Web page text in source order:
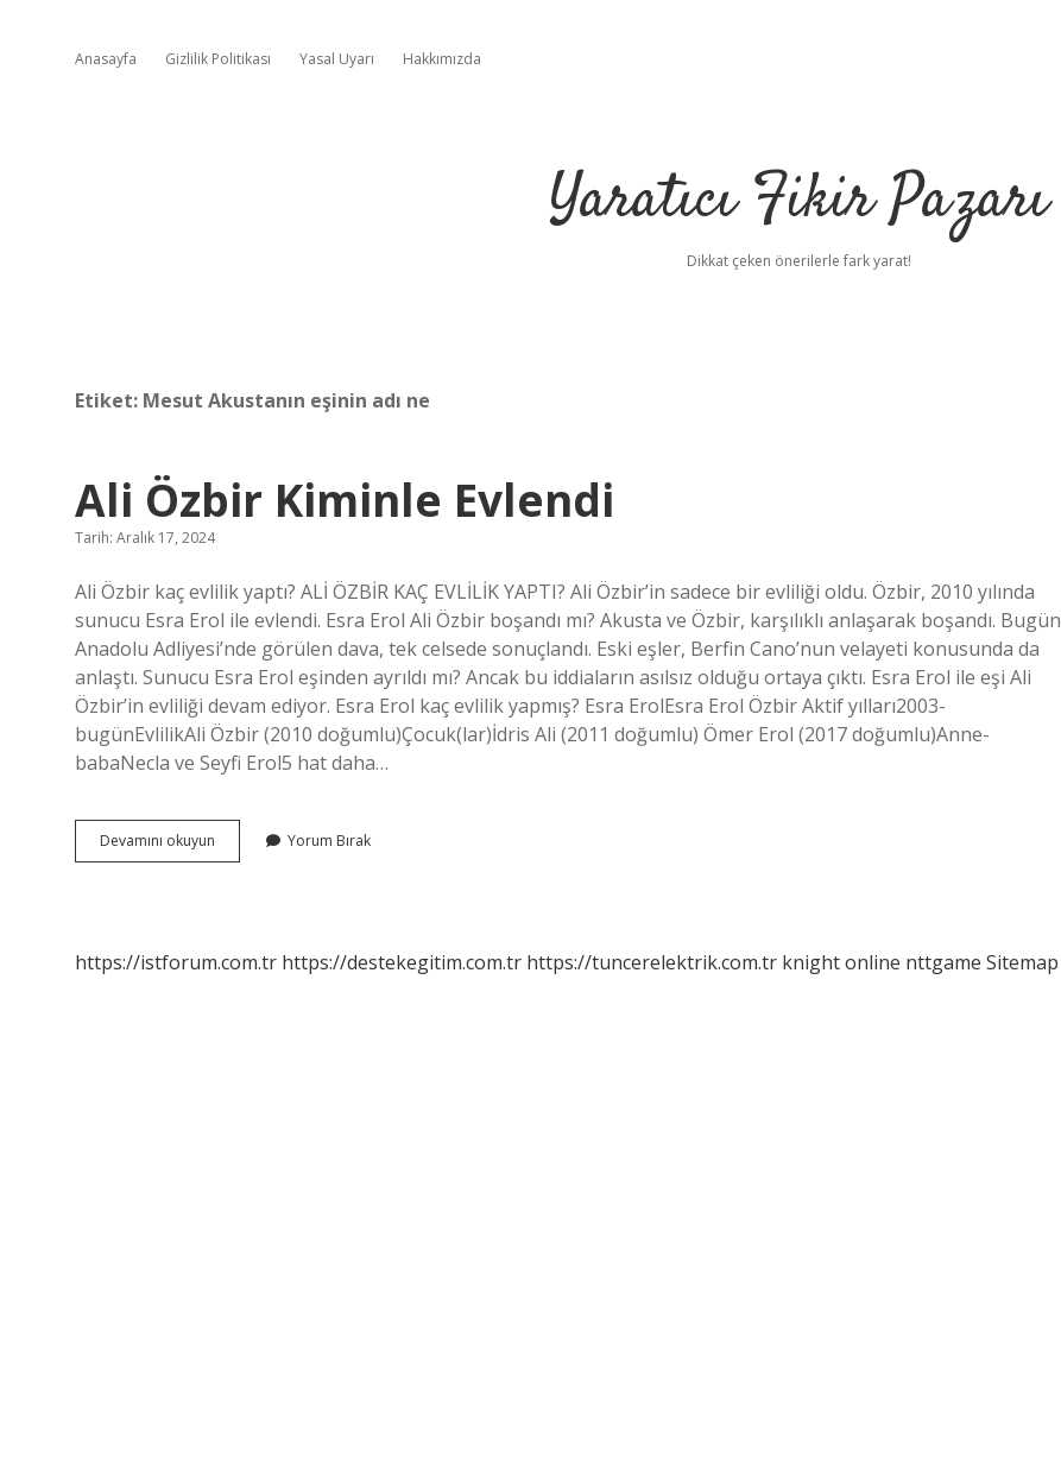
Anasayfa Gizlilik Politikası Yasal Uyarı Hakkımızda
Yaratıcı Fikir Pazarı
Dikkat çeken önerilerle fark yarat!
Etiket: Mesut Akustanın eşinin adı ne
Ali Özbir Kiminle Evlendi
Tarih: Aralık 17, 2024
Ali Özbir kaç evlilik yaptı? ALİ ÖZBİR KAÇ EVLİLİK YAPTI? Ali Özbir’in sadece bir evliliği oldu. Özbir, 2010 yılında
sunucu Esra Erol ile evlendi. Esra Erol Ali Özbir boşandı mı? Akusta ve Özbir, karşılıklı anlaşarak boşandı. Bugün
Anadolu Adliyesi’nde görülen dava, tek celsede sonuçlandı. Eski eşler, Berfin Cano’nun velayeti konusunda da
anlaştı. Sunucu Esra Erol eşinden ayrıldı mı? Ancak bu iddiaların asılsız olduğu ortaya çıktı. Esra Erol ile eşi Ali
Özbir’in evliliği devam ediyor. Esra Erol kaç evlilik yapmış? Esra ErolEsra Erol Özbir Aktif yılları2003-
bugünEvlilikAli Özbir (2010 doğumlu)Çocuk(lar)İdris Ali (2011 doğumlu) Ömer Erol (2017 doğumlu)Anne-
babaNecla ve Seyfi Erol5 hat daha…
Devamını okuyun
Özbir
Yorum Bırak
https://istforum.com.tr https://destekegitim.com.tr https://tuncerelektrik.com.tr knight online nttgame Sitemap